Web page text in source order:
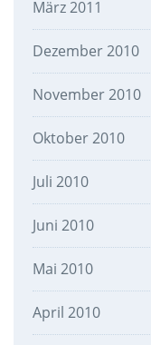
März 2011
Dezember 2010
November 2010
Oktober 2010
Juli 2010
Juni 2010
Mai 2010
April 2010